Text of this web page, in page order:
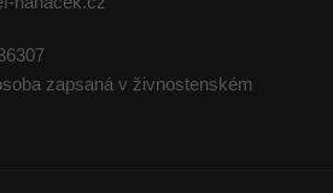
zapsaná v živnostenském